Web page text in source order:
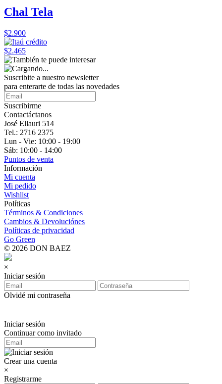
Chal Tela
$2.900
$2.465
Suscribite a nuestro newsletter
para enterarte de todas las novedades
Suscribirme
Contactáctanos
José Ellauri 514
Tel.: 2716 2375
Lun - Vie: 10:00 - 19:00
Sáb: 10:00 - 14:00
Puntos de venta
Información
Mi cuenta
Mi pedido
Wishlist
Políticas
Términos & Condiciones
Cambios & Devoluciónes
Políticas de privacidad
Go Green
© 2026 DON BAEZ
×
Iniciar sesión
Olvidé mi contraseña
Iniciar sesión
Continuar como invitado
Crear una cuenta
×
Registrarme